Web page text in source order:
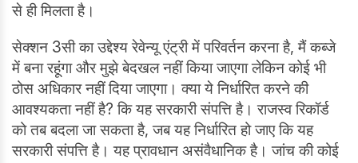
से ही मिलता है।
सेक्शन 3सी का उद्देश्य रेवेन्यू एंट्री में परिवर्तन करना है, मैं कब्जे
में बना रहूंगा और मुझे बेदखल नहीं किया जाएगा लेकिन कोई भी
ठोस अधिकार नहीं दिया जाएगा। क्या ये निर्धारित करने की
आवश्यकता नहीं है? कि यह सरकारी संपत्ति है। राजस्व रिकॉर्ड
को तब बदला जा सकता है, जब यह निर्धारित हो जाए कि यह
सरकारी संपत्ति है। यह प्रावधान असंवैधानिक है। जांच की कोई